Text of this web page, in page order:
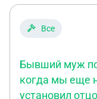
Все
Бывший муж
когда мы еще
установил